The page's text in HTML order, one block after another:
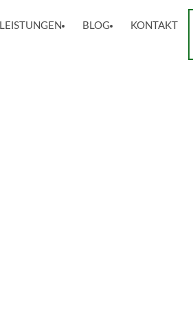
LEISTUNGEN BLOG KONTAKT